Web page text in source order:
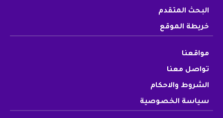
البحث المتقدم
خريطة الموقع
مواقعنا
تواصل معنا
الشروط والاحكام
سياسة الخصوصية